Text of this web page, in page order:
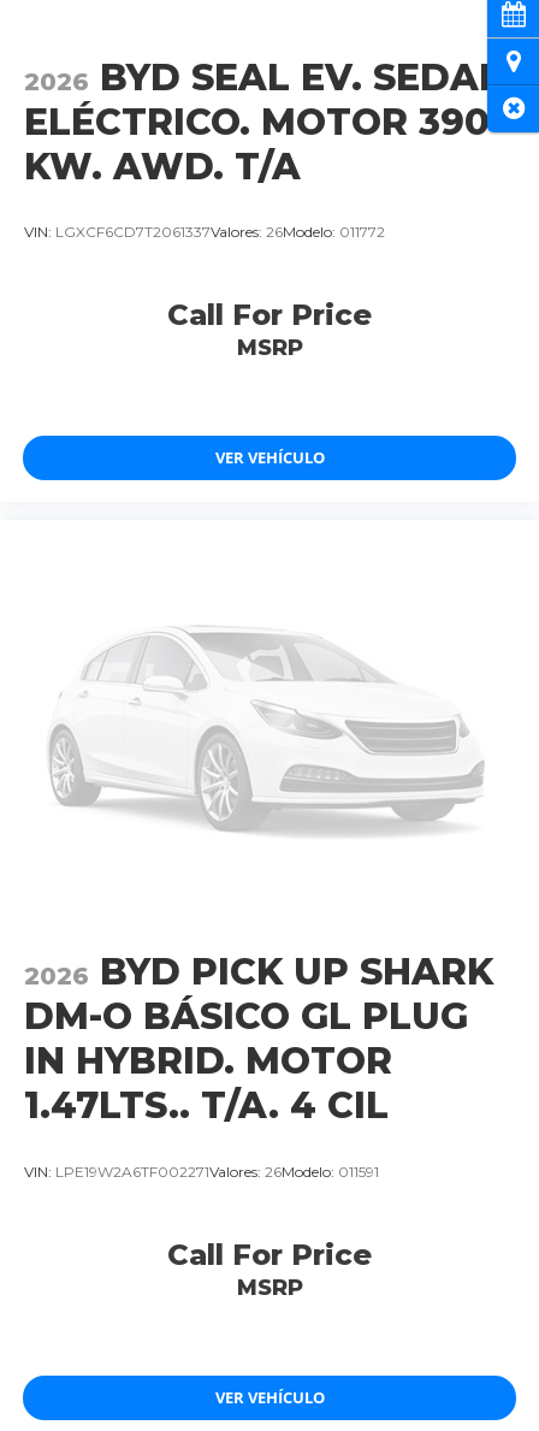
2026 BYD SEAL EV. SEDAN
ELÉCTRICO. MOTOR 390
KW. AWD. T/A
VIN: LGXCF6CD7T2061337Valores: 26Modelo: 011772
Call For Price
MSRP
VER VEHÍCULO
2026 BYD PICK UP SHARK
DM-O BÁSICO GL PLUG
IN HYBRID. MOTOR
1.47LTS.. T/A. 4 CIL
VIN: LPE19W2A6TF002271Valores: 26Modelo: 011591
Call For Price
MSRP
VER VEHÍCULO